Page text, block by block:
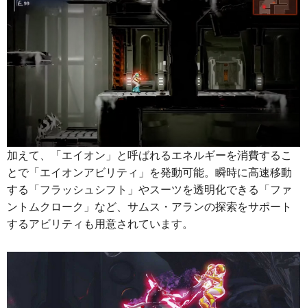
加えて、「エイオン」と呼ばれるエネルギーを消費するこ
とで「エイオンアビリティ」を発動可能。瞬時に高速移動
する「フラッシュシフト」やスーツを透明化できる「ファ
ントムクローク」など、サムス・アランの探索をサポート
するアビリティも用意されています。